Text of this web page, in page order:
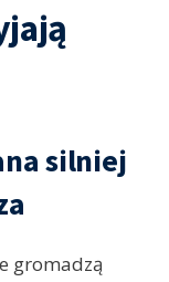
silniej
gromadzą